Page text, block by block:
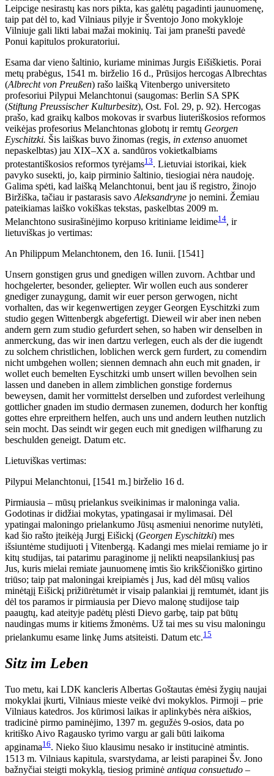
Leipcige nesirastų kas nors pikta, kas galėtų pagadinti jaunuomenę,
taip pat dėl to, kad Vilniaus pilyje ir Šventojo Jono mokykloje
Vilniuje gali likti labai mažai mokinių. Tai jam pranešti pavedė
Ponui kapitulos prokuratoriui.
Esama dar vieno šaltinio, kuriame minimas Jurgis Eišiškietis. Porai
metų prabėgus, 1541 m. birželio 16 d., Prūsijos hercogas Albrechtas
(Albrecht von Preußen) rašo laišką Vitenbergo universiteto
profesoriui Pilypui Melanchtonui (saugomas: Berlin SA SPK
(Stiftung Preussischer Kulturbesitz), Ost. Fol. 29, p. 92). Hercogas
prašo, kad graikų kalbos mokovas ir svarbus liuteriškosios reformos
veikėjas profesorius Melanchtonas globotų ir remtų Georgen
Eyschitzki. Šis laiškas buvo žinomas (regis, in extenso anuomet
nepaskelbtas) jau XIX–XX a. sandūros vokietkalbiams
protestantiškosios reformos tyrėjams13. Lietuviai istorikai, kiek
pavyko susekti, jo, kaip pirminio šaltinio, tiesiogiai nėra naudoję.
Galima spėti, kad laišką Melanchtonui, bent jau iš registro, žinojo
Biržiška, tačiau ir pastarasis savo Aleksandryne jo nemini. Žemiau
pateikiamas laiško vokiškas tekstas, paskelbtas 2009 m.
Melanchtono susirašinėjimo korpuso kritiniame leidime14, ir
lietuviškas jo vertimas:
An Philippum Melanchtonem, den 16. Iunii. [1541]
Unsern gonstigen grus und gnedigen willen zuvorn. Achtbar und
hochgelerter, besonder, geliepter. Wir wollen euch aus sonderer
gnediger zunaygung, damit wir euer person gerwogen, nicht
vorhalten, das wir kegenwertigen zeyger Georgen Eyschitzki zum
studio gegen Wittenbergk abgefertigt. Dieweil wir aber inen neben
andern gern zum studio gefurdert sehen, so haben wir denselben in
anmerckung, das wir inen dartzu verlegen, euch als der die iugendt
zu solchem christlichen, loblichen werck gern furdert, zu comendirn
nicht umbgehen wollen; siennen demnach ahn euch mit gnaden, ir
wollet euch bemelten Eyschitzki umb unsert willen bevolhen sein
lassen und daneben in allem zimblichen gonstige fordernus
beweysen, damit her vormittelst derselben und zufordest verleihung
gottlicher gnaden im studio dermasen zunemen, dodurch her konftig
gottes ehre erpreithern helfen, auch uns und andern leuthen nutzlich
sein mocht. Das seindt wir gegen euch mit gnedigen wilfharung zu
beschulden geneigt. Datum etc.
Lietuviškas vertimas:
Pilypui Melanchtonui, [1541 m.] birželio 16 d.
Pirmiausia – mūsų prielankus sveikinimas ir maloninga valia.
Godotinas ir didžiai mokytas, ypatingasai ir mylimasai. Dėl
ypatingai maloningo prielankumo Jūsų asmeniui nenorime nutylėti,
kad šio rašto įteikėją Jurgį Eišickį (Georgen Eyschitzki) mes
išsiuntėme studijuoti į Vitenbergą. Kadangi mes mielai remiame jo ir
kitų studijas, tai patarimu paraginome jį nelikti neapsilankiusį pas
Jus, kuris mielai remiate jaunuomenę imtis šio krikščioniško girtino
triūso; taip pat maloningai kreipiamės į Jus, kad dėl mūsų valios
minėtąjį Eišickį prižiūrėtumėt ir visaip palankiai jį remtumėt, idant jis
dėl tos paramos ir pirmiausia per Dievo malonę studijose taip
paaugtų, kad ateityje padėtų plėsti Dievo garbę, taip pat būtų
naudingas mums ir kitiems žmonėms. Už tai mes su visu maloningu
prielankumu esame linkę Jums atsiteisti. Datum etc.15
Sitz im Leben
Tuo metu, kai LDK kancleris Albertas Goštautas ėmėsi žygių naujai
mokyklai įkurti, Vilniaus mieste veikė dvi mokyklos. Pirmoji – prie
Vilniaus katedros. Jos kūrimosi laikas ir aplinkybės nėra aiškios,
tradicinė pirmo paminėjimo, 1397 m. gegužės 9-osios, data po
kritiško Aivo Ragausko tyrimo vargu ar gali būti laikoma
apginama16. Nieko šiuo klausimu nesako ir institucinė atmintis.
1513 m. Vilniaus kapitula, svarstydama, ar leisti parapinei Šv. Jono
bažnyčiai steigti mokyklą, tiesiog priminė antiqua consuetudo –